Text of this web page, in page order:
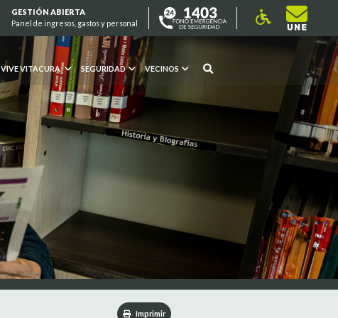
GESTIÓN ABIERTA
Panel de ingresos, gastos y personal
VIVE VITACURA SEGURIDAD VECINOS
Imprimir